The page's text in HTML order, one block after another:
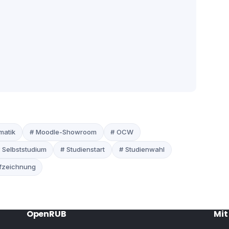
# Moodle-Showroom # OCW
Selbststudium # Studienstart # Studienwahl
OpenRUB